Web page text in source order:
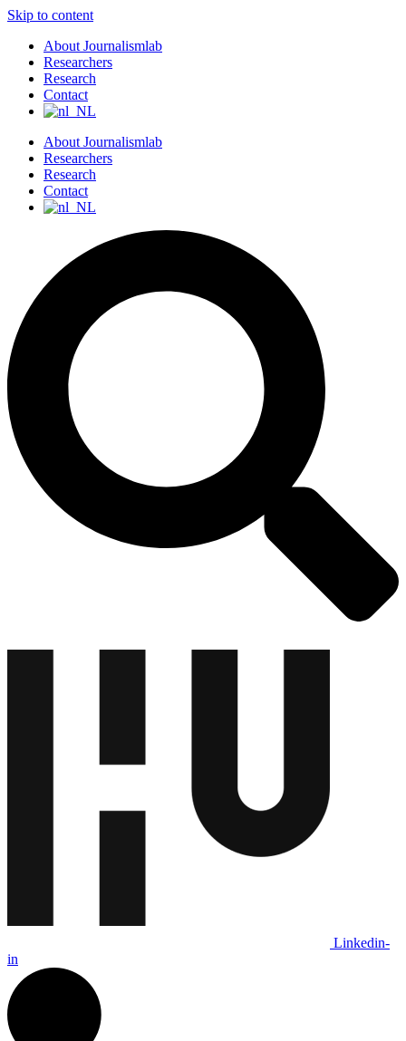
Skip to content
About Journalismlab
Researchers
Research
Contact
About Journalismlab
Researchers
Research
Contact
Linkedin-
in